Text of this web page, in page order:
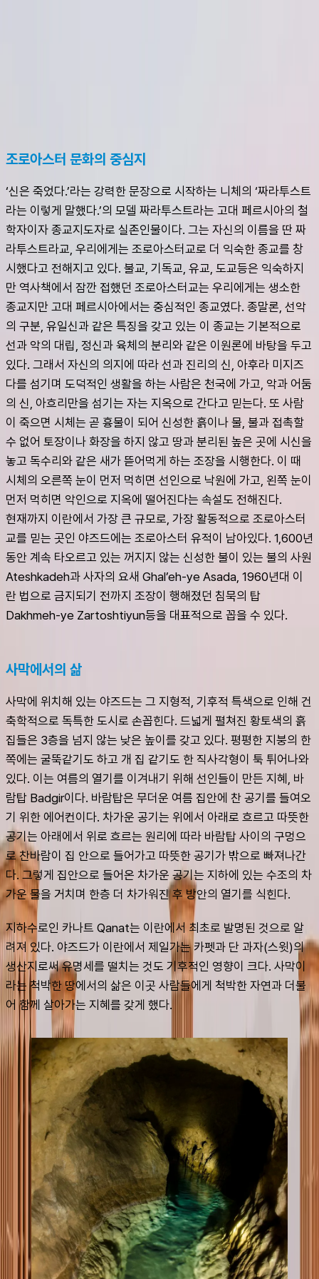
조로아스터 문화의 중심지
‘신은 죽었다.’라는 강력한 문장으로 시작하는 니체의 ‘짜라투스트
라는 이렇게 말했다.’의 모델 짜라투스트라는 고대 페르시아의 철
학자이자 종교지도자로 실존인물이다. 그는 자신의 이름을 딴 짜
라투스트라교, 우리에게는 조로아스터교로 더 익숙한 종교를 창
시했다고 전해지고 있다. 불교, 기독교, 유교, 도교등은 익숙하지
만 역사책에서 잠깐 접했던 조로아스터교는 우리에게는 생소한
종교지만 고대 페르시아에서는 중심적인 종교였다. 종말론, 선악
의 구분, 유일신과 같은 특징을 갖고 있는 이 종교는 기본적으로
선과 악의 대립, 정신과 육체의 분리와 같은 이원론에 바탕을 두고
있다. 그래서 자신의 의지에 따라 선과 진리의 신, 아후라 미지즈
다를 섬기며 도덕적인 생활을 하는 사람은 천국에 가고, 악과 어둠
의 신, 아흐리만을 섬기는 자는 지옥으로 간다고 믿는다. 또 사람
이 죽으면 시체는 곧 흉물이 되어 신성한 흙이나 물, 불과 접촉할
수 없어 토장이나 화장을 하지 않고 땅과 분리된 높은 곳에 시신을
놓고 독수리와 같은 새가 뜯어먹게 하는 조장을 시행한다. 이 때
시체의 오른쪽 눈이 먼저 먹히면 선인으로 낙원에 가고, 왼쪽 눈이
먼저 먹히면 악인으로 지옥에 떨어진다는 속설도 전해진다.
현재까지 이란에서 가장 큰 규모로, 가장 활동적으로 조로아스터
교를 믿는 곳인 야즈드에는 조로아스터 유적이 남아있다. 1,600년
동안 계속 타오르고 있는 꺼지지 않는 신성한 불이 있는 불의 사원
Ateshkadeh과 사자의 요새 Ghal’eh-ye Asada, 1960년대 이
란 법으로 금지되기 전까지 조장이 행해졌던 침묵의 탑
Dakhmeh-ye Zartoshtiyun등을 대표적으로 꼽을 수 있다.
사막에서의 삶
사막에 위치해 있는 야즈드는 그 지형적, 기후적 특색으로 인해 건
축학적으로 독특한 도시로 손꼽힌다. 드넓게 펼쳐진 황토색의 흙
집들은 3층을 넘지 않는 낮은 높이를 갖고 있다. 평평한 지붕의 한
쪽에는 굴뚝같기도 하고 개 집 같기도 한 직사각형이 툭 튀어나와
있다. 이는 여름의 열기를 이겨내기 위해 선인들이 만든 지혜, 바
람탑 Badgir이다. 바람탑은 무더운 여름 집안에 찬 공기를 들여오
기 위한 에어컨이다. 차가운 공기는 위에서 아래로 흐르고 따뜻한
공기는 아래에서 위로 흐르는 원리에 따라 바람탑 사이의 구멍으
로 찬바람이 집 안으로 들어가고 따뜻한 공기가 밖으로 빠져나간
다. 그렇게 집안으로 들어온 차가운 공기는 지하에 있는 수조의 차
가운 물을 거치며 한층 더 차가워진 후 방안의 열기를 식힌다.
지하수로인 카나트 Qanat는 이란에서 최초로 발명된 것으로 알
려져 있다. 야즈드가 이란에서 제일가는 카펫과 단 과자(스윗)의
생산지로써 유명세를 떨치는 것도 기후적인 영향이 크다. 사막이
라는 척박한 땅에서의 삶은 이곳 사람들에게 척박한 자연과 더불
어 함께 살아가는 지혜를 갖게 했다.